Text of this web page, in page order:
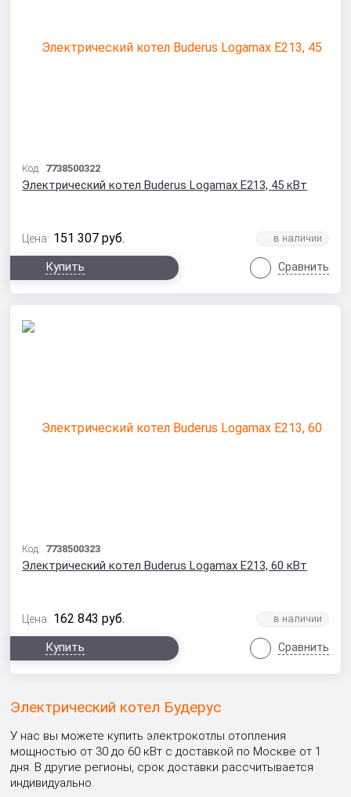
Код: 7738500322
Электрический котел Buderus Logamax E213, 45 кВт
Цена: 151 307 руб.
Купить Сравнить
Код: 7738500323
Электрический котел Buderus Logamax E213, 60 кВт
Цена: 162 843 руб.
Купить Сравнить
Электрический котел Будерус
У нас вы можете купить электрокотлы отопления
мощностью от 30 до 60 кВт с доставкой по Москве от 1
дня. В другие регионы, срок доставки рассчитывается
индивидуально.